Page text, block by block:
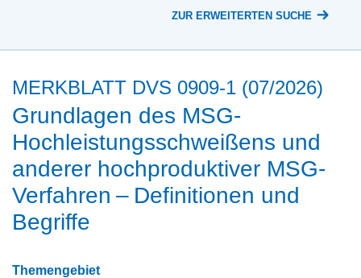
ZUR ERWEITERTEN SUCHE
MERKBLATT DVS 0909-1 (07/2026)
Grundlagen des MSG-
Hochleistungsschweißens und
anderer hochproduktiver MSG-
Verfahren – Definitionen und
Begriffe
Themengebiet